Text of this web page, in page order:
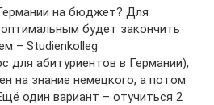
на бюджет? Для
будет закончить
– Studienkolleg
для абитуриентов в Германии),
на знание немецкого, а потом
один вариант – отучиться 2